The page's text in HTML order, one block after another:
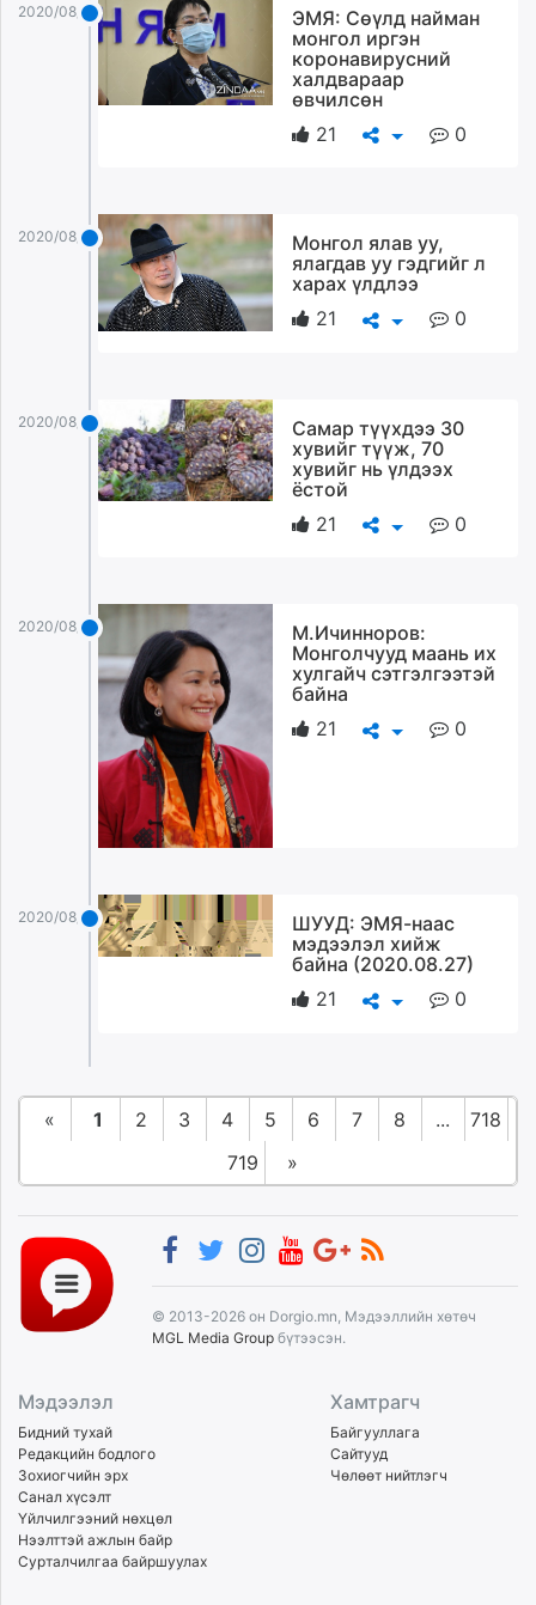
2020/08/27
ЭМЯ: Сөүлд найман
монгол иргэн
коронавирусний
халдвараар
өвчилсөн
21
0
2020/08/27
Монгол ялав уу,
ялагдав уу гэдгийг л
харах үлдлээ
21
0
2020/08/27
Самар түүхдээ 30
хувийг түүж, 70
хувийг нь үлдээх
ёстой
21
0
2020/08/27
М.Ичинноров:
Монголчууд маань их
хулгайч сэтгэлгээтэй
байна
21
0
2020/08/27
ШУУД: ЭМЯ-наас
мэдээлэл хийж
байна (2020.08.27)
21
0
« 1 2 3 4 5 6 7 8 ...
718
719
»
© 2013-2026 он Dorgio.mn, Мэдээллийн хөтөч
MGL Media Group бүтээсэн.
Мэдээлэл
Бидний тухай
Редакцийн бодлого
Зохиогчийн эрх
Санал хүсэлт
Үйлчилгээний нөхцөл
Нээлттэй ажлын байр
Сурталчилгаа байршуулах
Хамтрагч
Байгууллага
Сайтууд
Чөлөөт нийтлэгч